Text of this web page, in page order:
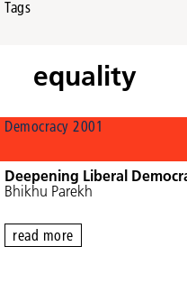
Tags
equality
Democracy 2001
Deepening Liberal
Bhikhu Parekh
read more